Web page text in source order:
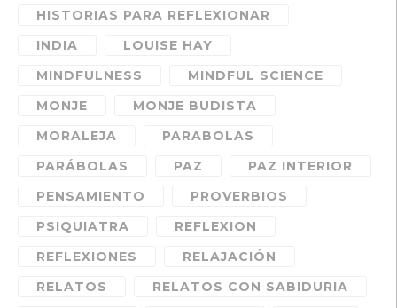
HISTORIAS PARA REFLEXIONAR
INDIA
LOUISE HAY
MINDFULNESS
MINDFUL SCIENCE
MONJE
MONJE BUDISTA
MORALEJA
PARABOLAS
PARÁBOLAS
PAZ
PAZ INTERIOR
PENSAMIENTO
PROVERBIOS
PSIQUIATRA
REFLEXION
REFLEXIONES
RELAJACIÓN
RELATOS
RELATOS CON SABIDURIA